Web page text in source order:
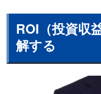
ROI（投資収
解する